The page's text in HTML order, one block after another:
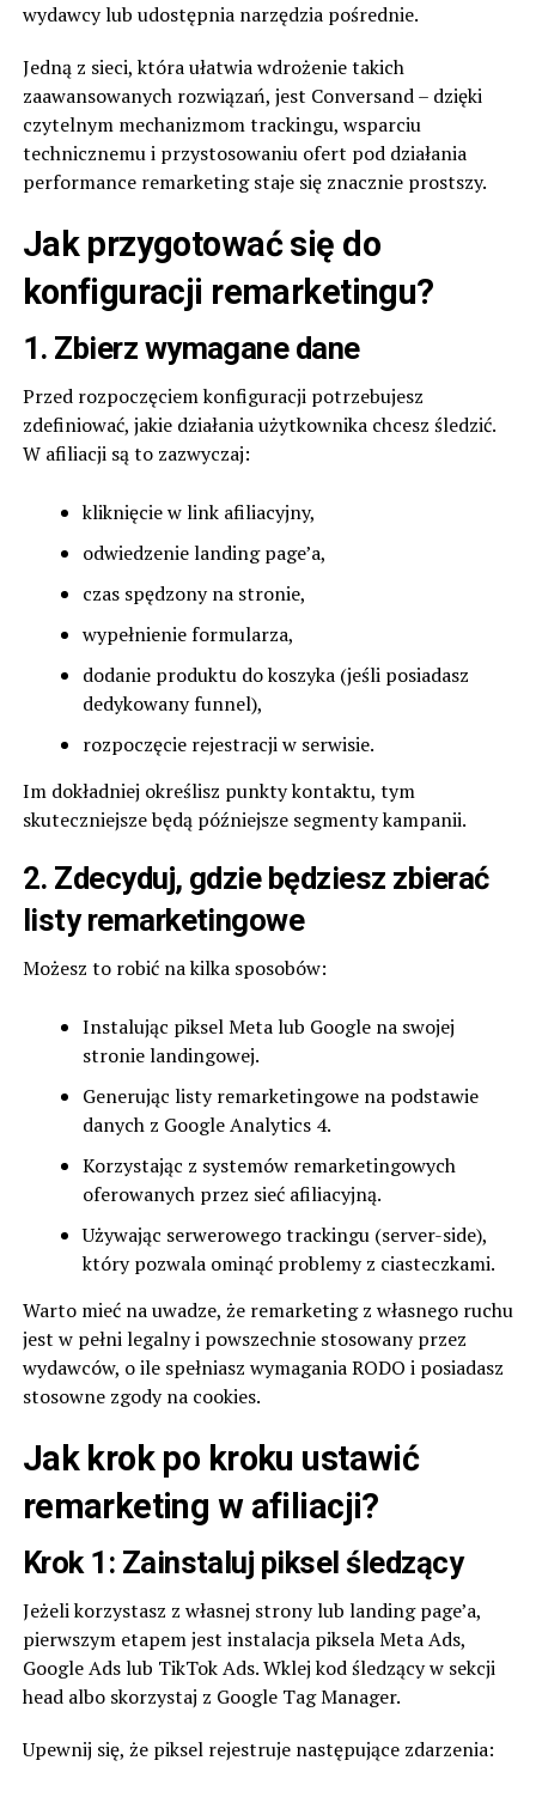
wydawcy lub udostępnia narzędzia pośrednie.
Jedną z sieci, która ułatwia wdrożenie takich
zaawansowanych rozwiązań, jest Conversand– dzięki
czytelnym mechanizmom trackingu, wsparciu
technicznemu i przystosowaniu ofert pod działania
performance remarketing staje się znacznie prostszy.
Jak przygotować się do
konfiguracji remarketingu?
1. Zbierz wymagane dane
Przed rozpoczęciem konfiguracji potrzebujesz
zdefiniować, jakie działania użytkownika chcesz śledzić.
W afiliacji są to zazwyczaj:
kliknięcie w link afiliacyjny,
odwiedzenie landing page’a,
czas spędzony na stronie,
wypełnienie formularza,
dodanie produktu do koszyka (jeśli posiadasz
dedykowany funnel),
rozpoczęcie rejestracji w serwisie.
Im dokładniej określisz punkty kontaktu, tym
skuteczniejsze będą późniejsze segmenty kampanii.
2. Zdecyduj, gdzie będziesz zbierać
listy remarketingowe
Możesz to robić na kilka sposobów:
Instalując piksel Meta lub Google na swojej
stronie landingowej.
Generując listy remarketingowe na podstawie
danych z Google Analytics 4.
Korzystając z systemów remarketingowych
oferowanych przez sieć afiliacyjną.
Używając serwerowego trackingu (server-side),
który pozwala ominąć problemy z ciasteczkami.
Warto mieć na uwadze, że remarketing z własnego ruchu
jest w pełni legalny i powszechnie stosowany przez
wydawców, o ile spełniasz wymagania RODO i posiadasz
stosowne zgody na cookies.
Jak krok po kroku ustawić
remarketing w afiliacji?
Krok 1: Zainstaluj piksel śledzący
Jeżeli korzystasz z własnej strony lub landing page’a,
pierwszym etapem jest instalacja piksela Meta Ads,
Google Ads lub TikTok Ads. Wklej kod śledzący w sekcji
head albo skorzystaj z Google Tag Manager.
Upewnij się, że piksel rejestruje następujące zdarzenia: